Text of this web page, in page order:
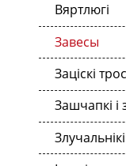
Вяртлюгі
Завесы
Заціскі
Зашчапкі і